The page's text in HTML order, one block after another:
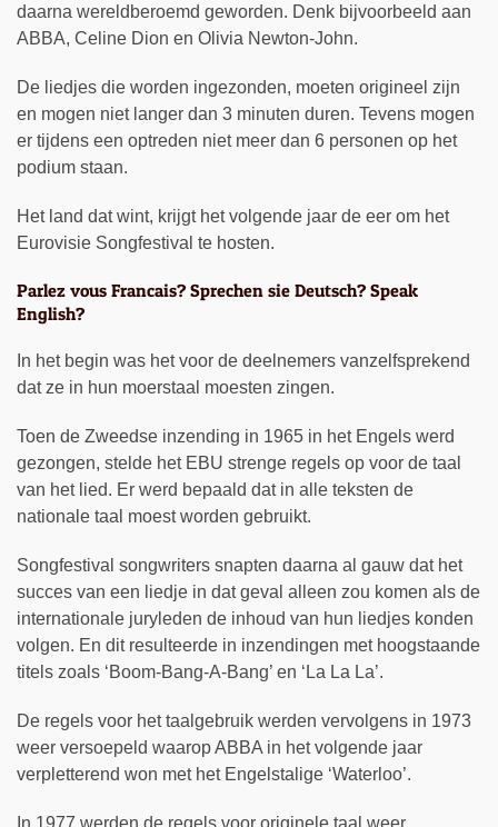
daarna wereldberoemd geworden. Denk bijvoorbeeld aan
ABBA, Celine Dion en Olivia Newton-John.
De liedjes die worden ingezonden, moeten origineel zijn
en mogen niet langer dan 3 minuten duren. Tevens mogen
er tijdens een optreden niet meer dan 6 personen op het
podium staan.
Het land dat wint, krijgt het volgende jaar de eer om het
Eurovisie Songfestival te hosten.
Parlez vous Francais? Sprechen sie Deutsch? Speak
English?
In het begin was het voor de deelnemers vanzelfsprekend
dat ze in hun moerstaal moesten zingen.
Toen de Zweedse inzending in 1965 in het Engels werd
gezongen, stelde het EBU strenge regels op voor de taal
van het lied. Er werd bepaald dat in alle teksten de
nationale taal moest worden gebruikt.
Songfestival songwriters snapten daarna al gauw dat het
succes van een liedje in dat geval alleen zou komen als de
internationale juryleden de inhoud van hun liedjes konden
volgen. En dit resulteerde in inzendingen met hoogstaande
titels zoals ‘Boom-Bang-A-Bang’ en ‘La La La’.
De regels voor het taalgebruik werden vervolgens in 1973
weer versoepeld waarop ABBA in het volgende jaar
verpletterend won met het Engelstalige ‘Waterloo’.
In 1977 werden de regels voor originele taal weer